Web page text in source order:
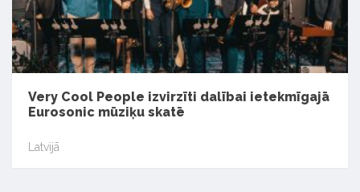
Very Cool People izvirzīti dalībai ietekmīgajā
Eurosonic mūziķu skatē
Latvijā